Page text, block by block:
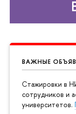
ВАЖНЫЕ
Cтажировки в
сотрудников и
университетов.